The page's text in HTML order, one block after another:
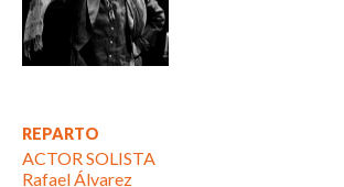
REPARTO
ACTOR SOLISTA
Rafael Álvarez